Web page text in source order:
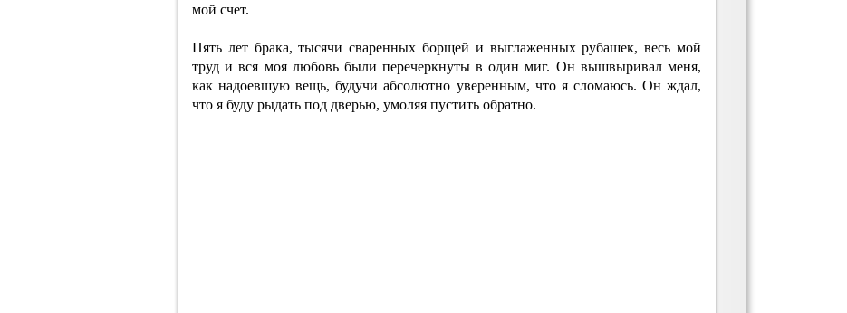
мой счет.
Пять лет брака, тысячи сваренных борщей и выглаженных рубашек, весь мой
труд и вся моя любовь были перечеркнуты в один миг. Он вышвыривал меня,
как надоевшую вещь, будучи абсолютно уверенным, что я сломаюсь. Он ждал,
что я буду рыдать под дверью, умоляя пустить обратно.